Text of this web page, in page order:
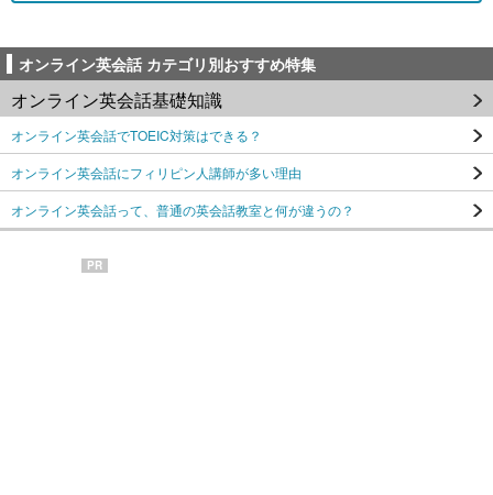
オンライン英会話 カテゴリ別おすすめ特集
オンライン英会話基礎知識
オンライン英会話でTOEIC対策はできる？
オンライン英会話にフィリピン人講師が多い理由
オンライン英会話って、普通の英会話教室と何が違うの？
PR